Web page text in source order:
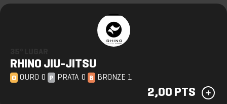
RHINO JIU-JITSU
O OURO 0 P PRATA 0 B BRONZE 1
2,00 PTS